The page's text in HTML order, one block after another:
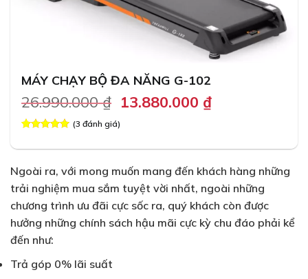
MÁY CHẠY BỘ ĐA NĂNG G-102
26.990.000₫ Original
was:
26.990.000 ₫.
13.880.000 ₫Current
price
13.880.000 ₫.
dựa trên
(3 đánh giá)
Ngoài ra, với mong muốn mang đến khách hàng những
trải nghiệm mua sắm tuyệt vời nhất, ngoài những
chương trình ưu đãi cực sốc ra, quý khách còn được
hưởng những chính sách hậu mãi cực kỳ chu đáo phải kể
đến như:
Trả góp 0% lãi suất